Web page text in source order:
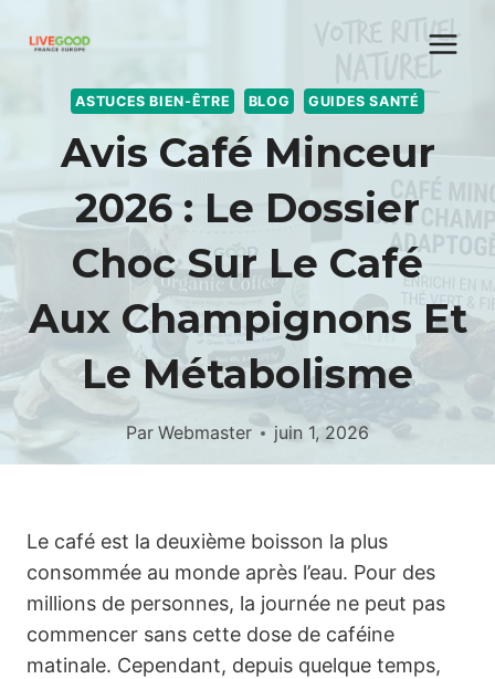
ASTUCES BIEN-ÊTRE BLOG GUIDES SANTÉ
Avis Café Minceur
2026 : Le Dossier
Choc Sur Le Café
Aux Champignons Et
Le Métabolisme
Par Webmaster juin 1, 2026
Le café est la deuxième boisson la plus
consommée au monde après l’eau. Pour des
millions de personnes, la journée ne peut pas
commencer sans cette dose de caféine
matinale. Cependant, depuis quelque temps,